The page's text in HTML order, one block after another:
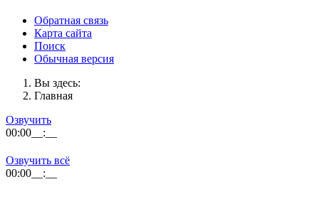
Обратная связь
Карта сайта
Поиск
Обычная версия
Вы здесь:
Главная
Озвучить
00:00 __:__
Озвучить всё
00:00 __:__